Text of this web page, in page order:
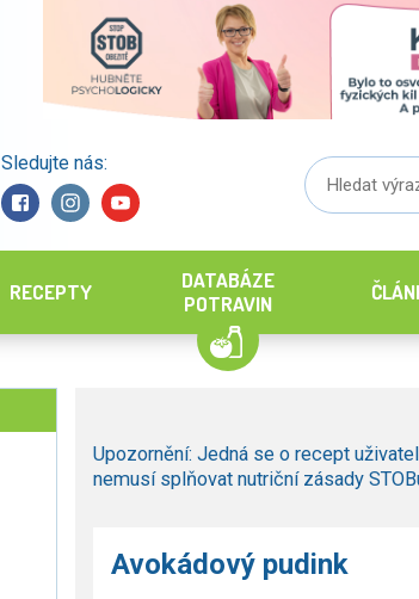
Sledujte nás:
RECEPTY
DATABÁZE
POTRAVIN
Upozornění: Jedná se o recept
nemusí splňovat nutriční zásady
Avokádový pudink